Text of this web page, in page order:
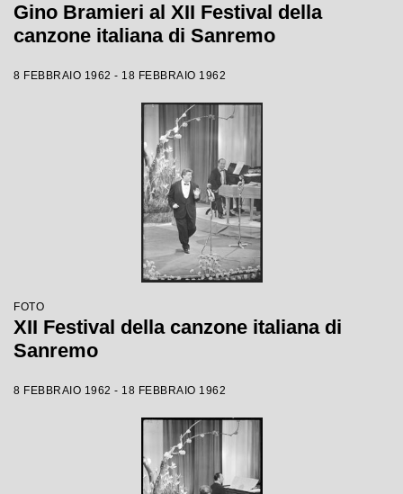
Gino Bramieri al XII Festival della
canzone italiana di Sanremo
8 FEBBRAIO 1962 - 18 FEBBRAIO 1962
FOTO
XII Festival della canzone italiana di
Sanremo
8 FEBBRAIO 1962 - 18 FEBBRAIO 1962